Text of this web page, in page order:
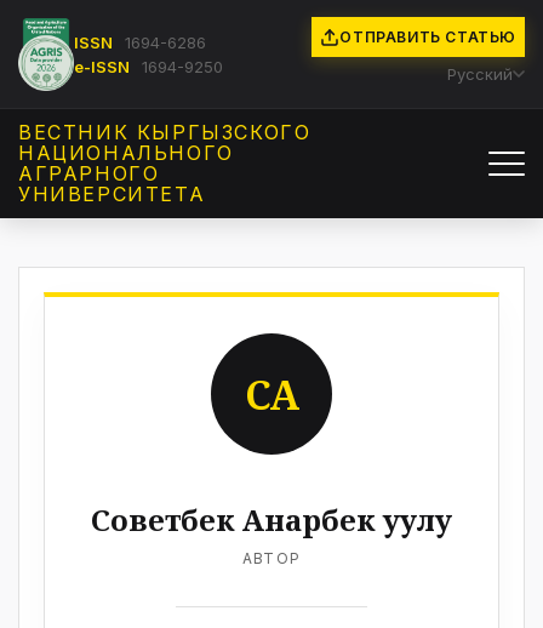
ISSN
1694-6286
e-ISSN
1694-9250
ОТПРАВИТЬ СТАТЬЮ
Русский
ВЕСТНИК КЫРГЫЗCКОГО
НАЦИОНАЛЬНОГО
АГРАРНОГО
УНИВЕРСИТЕТА
СА
Советбек Анарбек уулу
АВТОР